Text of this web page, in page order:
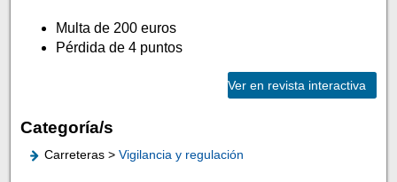
Multa de 200 euros
Pérdida de 4 puntos
Ver en revista interactiva
Categoría/s
Carreteras > Vigilancia y regulación